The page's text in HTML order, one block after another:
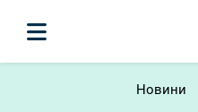
Новини